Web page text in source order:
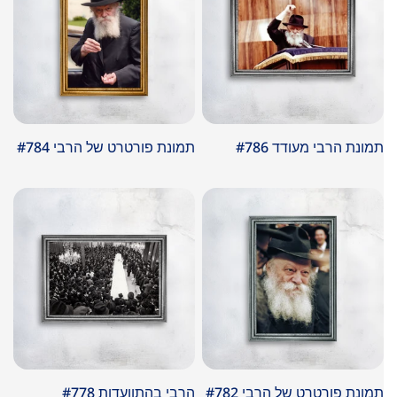
תמונת הרבי מעודד #786 תמונת פורטרט של הרבי #784
תמונת פורטרט של הרבי #782 הרבי בהתוועדות #778